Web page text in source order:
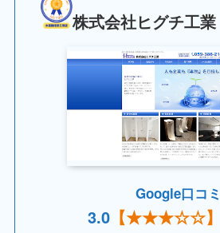
株式会社ヒグチ工業
Google口コミ
3.0 【★★★☆☆】